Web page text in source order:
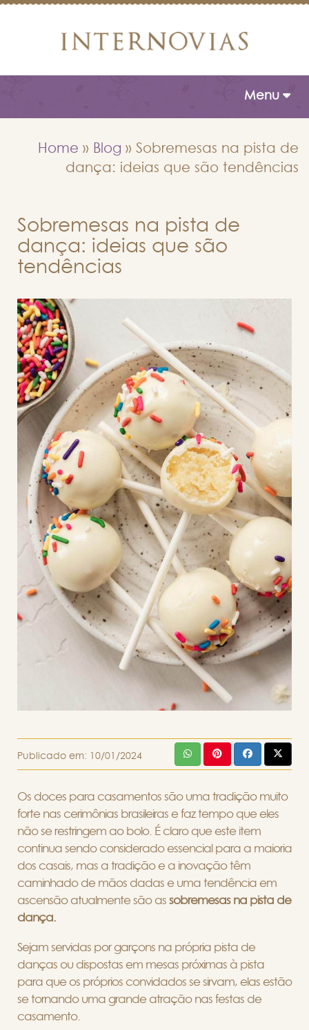
Toggle
Menu
Home » Blog » Sobremesas na pista de
dança: ideias que são tendências
Sobremesas na pista de
dança: ideias que são
tendências
Publicado em: 10/01/2024
Os doces para casamentos são uma tradição muito
forte nas cerimônias brasileiras e faz tempo que eles
não se restringem ao bolo. É claro que este item
continua sendo considerado essencial para a maioria
dos casais, mas a tradição e a inovação têm
caminhado de mãos dadas e uma tendência em
ascensão atualmente são as sobremesas na pista de
dança.
Sejam servidas por garçons na própria pista de
danças ou dispostas em mesas próximas à pista
para que os próprios convidados se sirvam, elas estão
se tornando uma grande atração nas festas de
casamento.